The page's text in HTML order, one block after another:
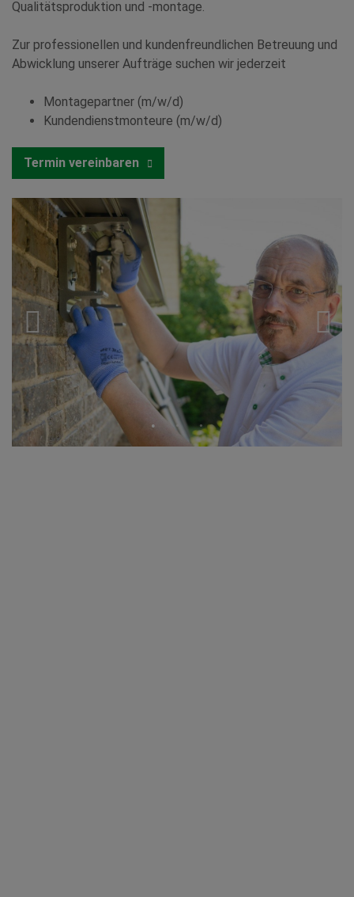
Qualitätsproduktion und -montage.
Zur professionellen und kundenfreundlichen Betreuung und
Abwicklung unserer Aufträge suchen wir jederzeit
Montagepartner (m/w/d)
Kundendienstmonteure (m/w/d)
Termin vereinbaren